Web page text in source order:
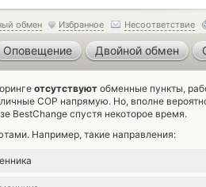
обмен Избранное Несоответствие
Оповещение Двойной обмен
отсутствуют обменные пункты,
COP напрямую. Но, вполне
BestChange спустя некоторое время.
Например, такие направления: